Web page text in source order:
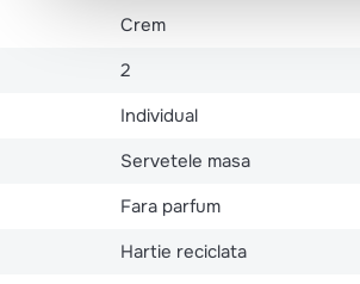
Crem
2
Individual
Servetele masa
Fara parfum
Hartie reciclata